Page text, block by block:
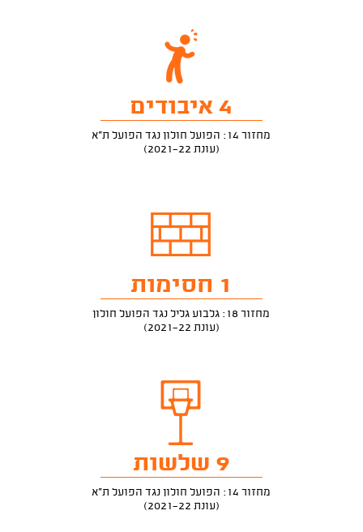
4 איבודים
מחזור 14: הפועל חולון נגד הפועל ת"א
(עונת 2021-22)
1 חסימות
מחזור 18: גלבוע גליל נגד הפועל חולון
(עונת 2021-22)
9 שלשות
מחזור 14: הפועל חולון נגד הפועל ת"א
(עונת 2021-22)